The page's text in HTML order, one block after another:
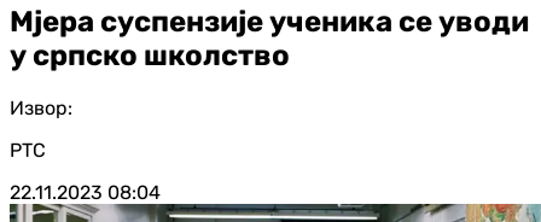
Мјера суспензије ученика се уводи
у српско школство
Извор:
РТС
22.11.2023 08:04